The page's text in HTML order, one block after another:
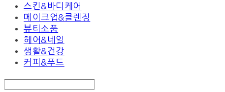
스킨&바디케어
메이크업&클렌징
뷰티소품
헤어&네일
생활&건강
커피&푸드